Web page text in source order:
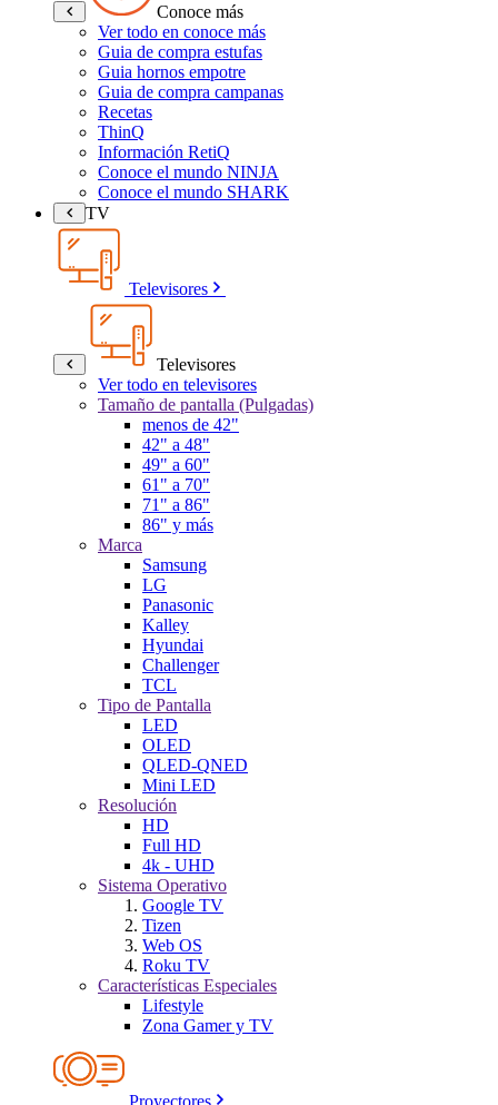
Conoce más
Ver todo en conoce más
Guia de compra estufas
Guia hornos empotre
Guia de compra campanas
Recetas
ThinQ
Información RetiQ
Conoce el mundo NINJA
Conoce el mundo SHARK
TV
Televisores
Televisores
Ver todo en televisores
Tamaño de pantalla (Pulgadas)
menos de 42"
42" a 48"
49" a 60"
61" a 70"
71" a 86"
86" y más
Marca
Samsung
LG
Panasonic
Kalley
Hyundai
Challenger
TCL
Tipo de Pantalla
LED
OLED
QLED-QNED
Mini LED
Resolución
HD
Full HD
4k - UHD
Sistema Operativo
Google TV
Tizen
Web OS
Roku TV
Características Especiales
Lifestyle
Zona Gamer y TV
Proyectores